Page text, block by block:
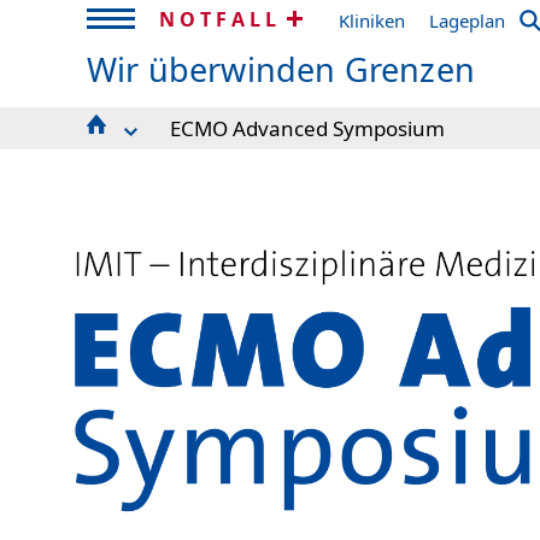
NOTFALL Kliniken Lageplan
Wir überwinden Grenzen
22. Forum der leitenden
3rd GERMAN FLOW CORE SUMMIT, MARCH
Anmeldung ADOS-Training
Biomechanik-Symposium
Da-fortbildung
DEGEA Endoskopie-Zirkel
DGSP-Nachwuchssymposium
DOP Jahrestagung
ECMO-Netz-Treffen
ECMO Advanced Symposium